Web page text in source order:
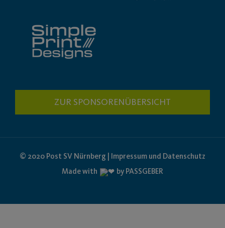
ZUR SPONSORENÜBERSICHT
© 2020 Post SV Nürnberg | Impressum und Datenschutz
Made with
by PASSGEBER